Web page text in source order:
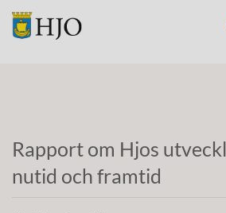
Rapport om Hjos
nutid och framtid